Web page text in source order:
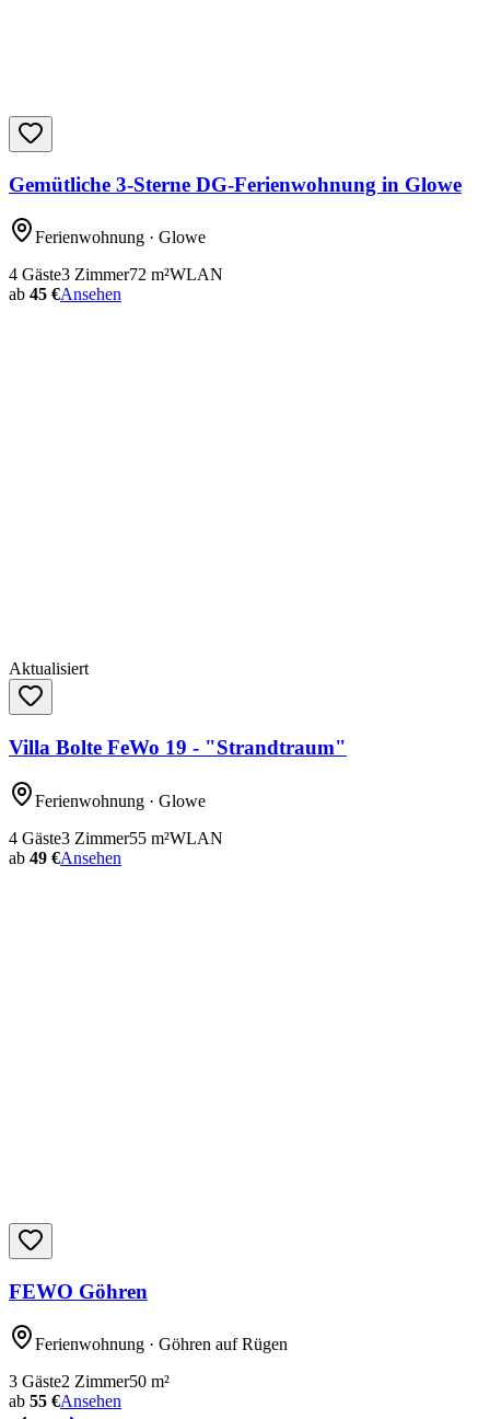
Gemütliche 3-Sterne DG-Ferienwohnung in Glowe
Ferienwohnung · Glowe
4 Gäste3 Zimmer72 m²WLAN
ab 45 €Ansehen
Aktualisiert
Villa Bolte FeWo 19 - "Strandtraum"
Ferienwohnung · Glowe
4 Gäste3 Zimmer55 m²WLAN
ab 49 €Ansehen
FEWO Göhren
Ferienwohnung · Göhren auf Rügen
3 Gäste2 Zimmer50 m²
ab 55 €Ansehen